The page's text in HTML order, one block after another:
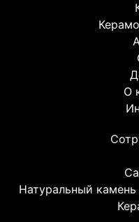
О
Натуральный